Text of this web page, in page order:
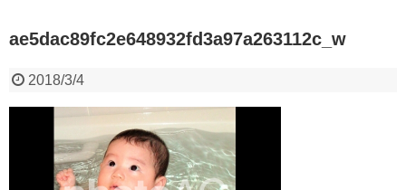
ae5dac89fc2e648932fd3a97a263112c_w
2018/3/4